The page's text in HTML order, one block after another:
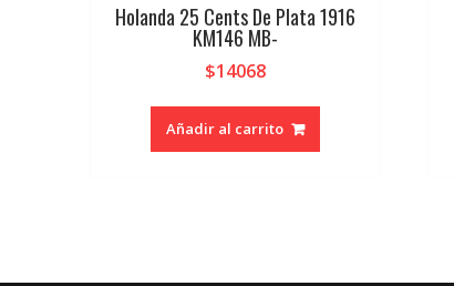
Holanda 25 Cents De Plata 1916
KM146 MB-
$14068
Añadir al carrito